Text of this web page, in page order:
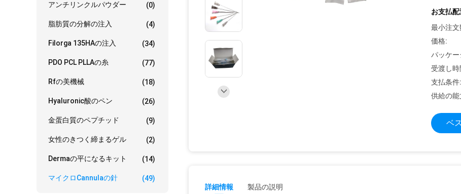
アンチリンクルパウダー (0)
脂肪質の分解の注入 (4)
Filorga 135HAの注入 (34)
PDO PCL PLLAの糸 (77)
Rfの美機械 (18)
Hyaluronic酸のペン (26)
金蛋白質のペプチッド (9)
女性のきつく締まるゲル (2)
Dermaの平になるキット (14)
マイクロCannulaの針 (49)
お支払
最小注文
価格:
パッケ
受渡し時
支払条件:
供給の能
ベ
詳細情報 製品の説明